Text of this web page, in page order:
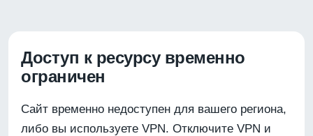
Доступ к ресурсу временно
ограничен
Сайт временно недоступен для вашего региона,
либо вы используете VPN. Отключите VPN и